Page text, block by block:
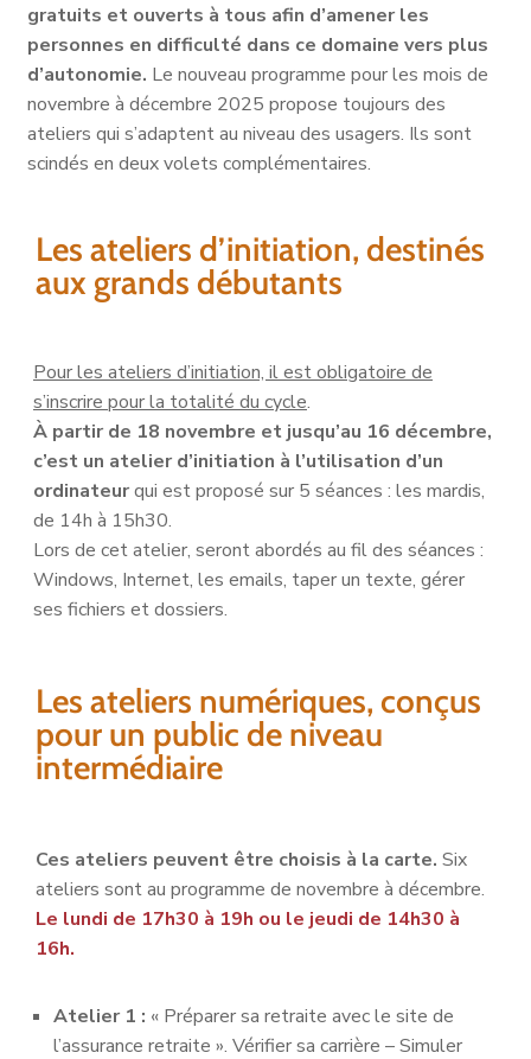
gratuits et ouverts à tous afin d’amener les
personnes en difficulté dans ce domaine vers plus
d’autonomie. Le nouveau programme pour les mois de
novembre à décembre 2025 propose toujours des
ateliers qui s’adaptent au niveau des usagers. Ils sont
scindés en deux volets complémentaires.
Les ateliers d’initiation, destinés
aux grands débutants
Pour les ateliers d’initiation, il est obligatoire de
s’inscrire pour la totalité du cycle.
À partir de 18 novembre et jusqu’au 16 décembre,
c’est un atelier d’initiation à l’utilisation d’un
ordinateurqui est proposé sur 5 séances : les mardis,
de 14h à 15h30.
Lors de cet atelier, seront abordés au fil des séances :
Windows, Internet, les emails, taper un texte, gérer
ses fichiers et dossiers.
Les ateliers numériques, conçus
pour un public de niveau
intermédiaire
Ces ateliers peuvent être choisis à la carte. Six
ateliers sont au programme de novembre à décembre.
Le lundi de 17h30 à 19h ou le jeudi de 14h30 à
16h.
Atelier 1 : « Préparer sa retraite avec le site de
l’assurance retraite ». Vérifier sa carrière – Simuler